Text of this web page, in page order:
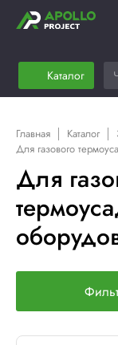
Каталог
Главная Каталог
Для газового
Для